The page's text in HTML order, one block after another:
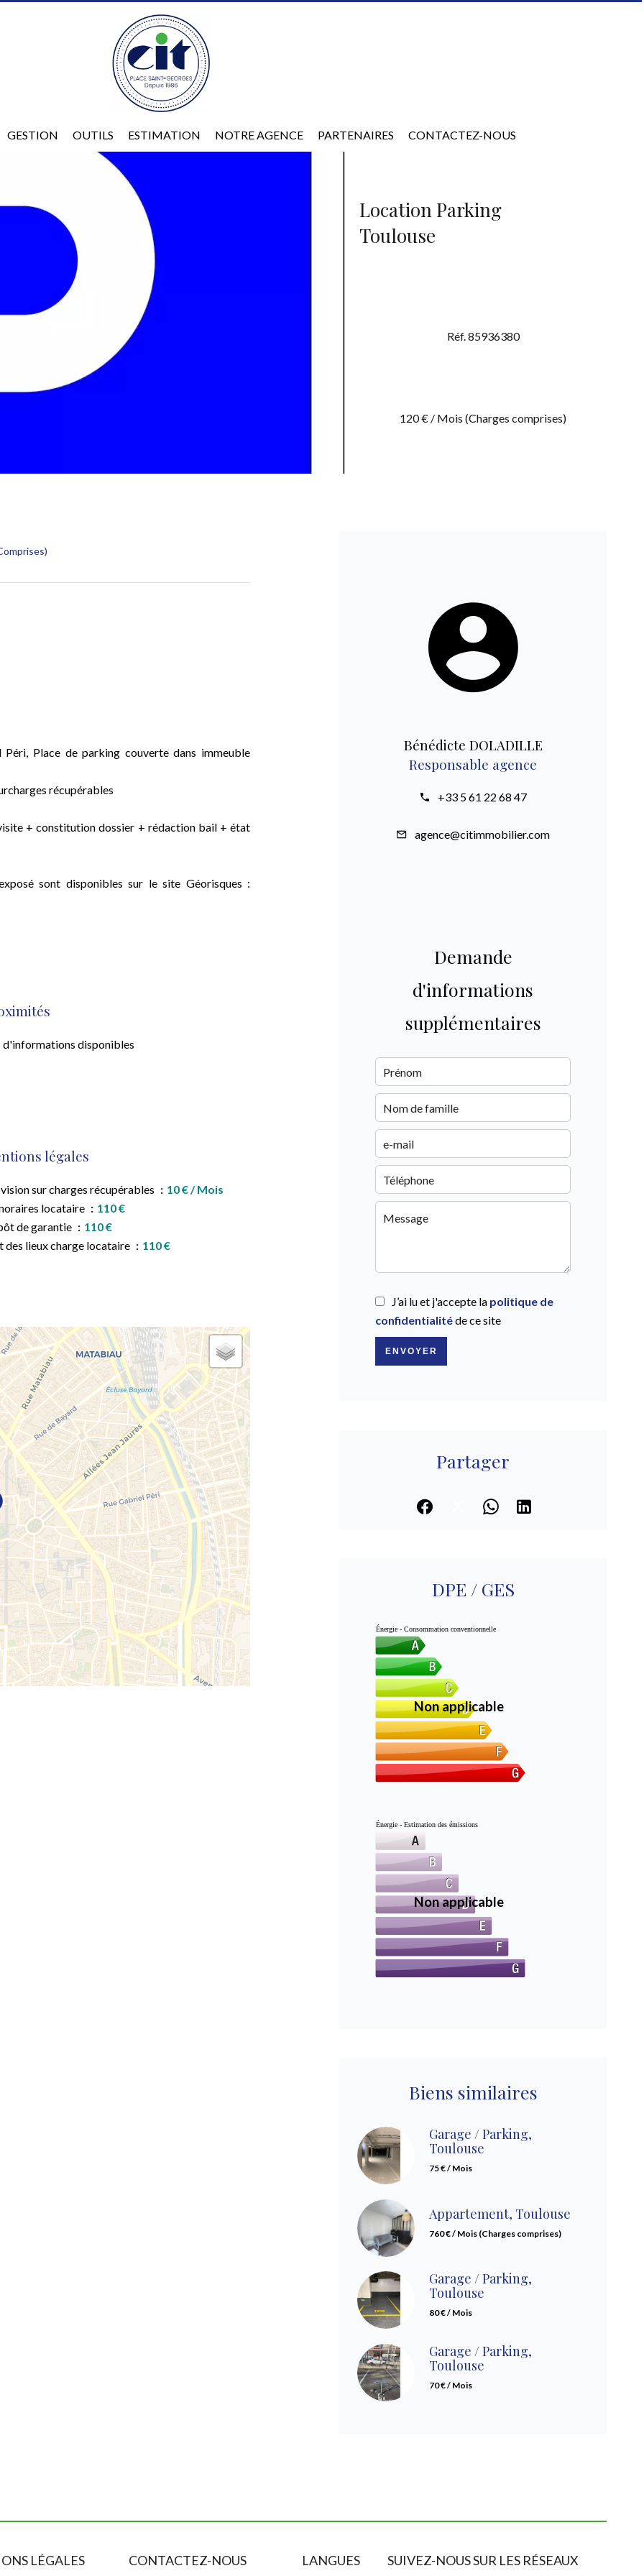
GESTION OUTILS ESTIMATION NOTRE AGENCE PARTENAIRES CONTACTEZ-NOUS
Location Parking
Toulouse
Réf. 85936380
120 € / Mois (Charges comprises)
Place de parking couverte dans immeuble
récupérables
+ constitution dossier + rédaction bail + état
sont disponibles sur le site Géorisques :
d'informations disponibles
légales
sur charges récupérables
10 € / Mois
locataire
110 €
de garantie
110 €
des lieux charge locataire
110 €
Bénédicte DOLADILLE
Responsable agence
+33 5 61 22 68 47
agence@citimmobilier.com
Demande
d'informations
supplémentaires
J’ai lu et j'accepte la politique de
confidentialitéde ce site
ENVOYER
Partager
DPE / GES
Énergie - Consommation conventionnelle
Non applicable
Énergie - Estimation des émissions
Non applicable
Biens similaires
Garage / Parking,
Toulouse
75 € / Mois
Appartement, Toulouse
760 € / Mois (Charges comprises)
Garage / Parking,
Toulouse
80 € / Mois
Garage / Parking,
Toulouse
70 € / Mois
LÉGALES CONTACTEZ-NOUS LANGUES SUIVEZ-NOUS SUR LES RÉSEAUX